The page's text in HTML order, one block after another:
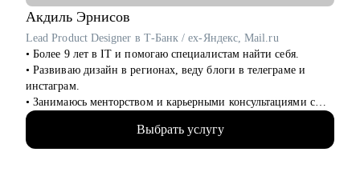
Акдиль Эрнисов
Lead Product Designer в Т-Банк / ex-Яндекс, Mail.ru
• Более 9 лет в IT и помогаю специалистам найти себя.
• Развиваю дизайн в регионах, веду блоги в телеграме и
инстаграм.
• Занимаюсь менторством и карьерными консультациями с
2021 года и помог многим найти себя.
• Отсмотрел >1 000 портфолио
• Изучил 300+ резюме, 100+ интервью с наймом
Выбрать услугу